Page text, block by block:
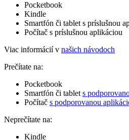
Pocketbook
Kindle
Smartfón či tablet s príslušnou
Počítač s príslušnou aplikáciou
Viac informácií v našich návodoch
Prečítate na:
Pocketbook
Smartfón či tablet s
Počítač s podporovanou
Neprečítate na:
Kindle